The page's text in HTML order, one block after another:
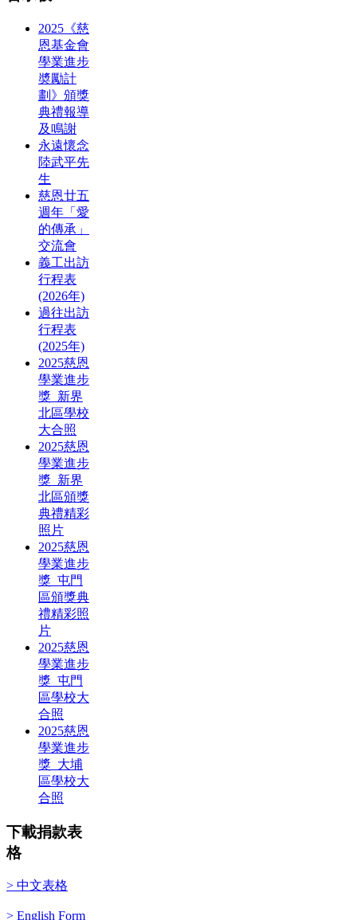
2025《慈
恩基金會
學業進步
奬勵計
劃》頒獎
典禮報導
及鳴謝
永遠懷念
陸武平先
生
慈恩廿五
週年「愛
的傳承」
交流會
義工出訪
行程表
(2026年)
過往出訪
行程表
(2025年)
2025慈恩
學業進步
獎_新界
北區學校
大合照
2025慈恩
學業進步
獎_新界
北區頒獎
典禮精彩
照片
2025慈恩
學業進步
獎_屯門
區頒獎典
禮精彩照
片
2025慈恩
學業進步
獎_屯門
區學校大
合照
2025慈恩
學業進步
獎_大埔
區學校大
合照
下載捐款表
格
> 中文表格
> English Form